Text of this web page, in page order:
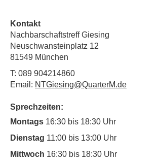
Kontakt
Nachbarschaftstreff Giesing
Neuschwansteinplatz 12
81549 München
T: 089 904214860
Email: NTGiesing@QuarterM.de
Sprechzeiten:
Montags 16:30 bis 18:30 Uhr
Dienstag 11:00 bis 13:00 Uhr
Mittwoch 16:30 bis 18:30 Uhr